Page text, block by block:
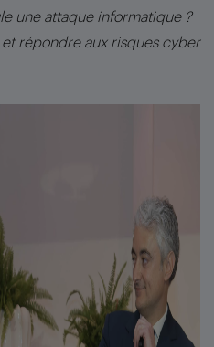
une attaque informatique ?
répondre aux risques cyber